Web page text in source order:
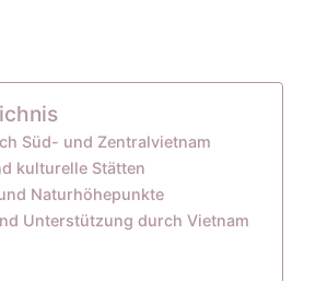
Süd- und Zentralvietnam
kulturelle Stätten
Naturhöhepunkte
Unterstützung durch Vietnam